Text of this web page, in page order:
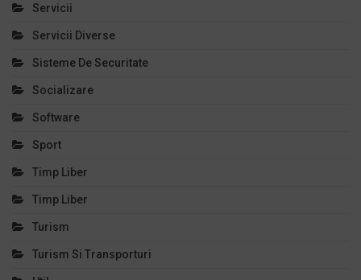
Servicii
Servicii Diverse
Sisteme De Securitate
Socializare
Software
Sport
Timp Liber
Timp Liber
Turism
Turism Si Transporturi